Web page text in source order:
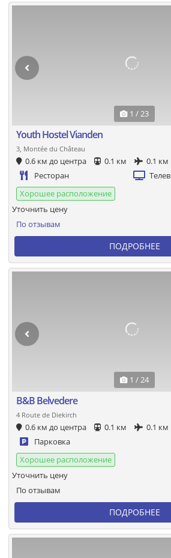
1 / 23
Youth Hostel Vianden
3, Montée du Château
0.6 км до центра 0.1 км
0.1 км
Ресторан
Хорошее расположение
По отзывам
Уточнить цену
ПОДРОБНЕЕ
1 / 24
B&B Belvedere
4 Route de Diekirch
0.6 км до центра 0.1 км
0.1 км
Парковка
Хорошее расположение
По отзывам
Уточнить цену
ПОДРОБНЕЕ